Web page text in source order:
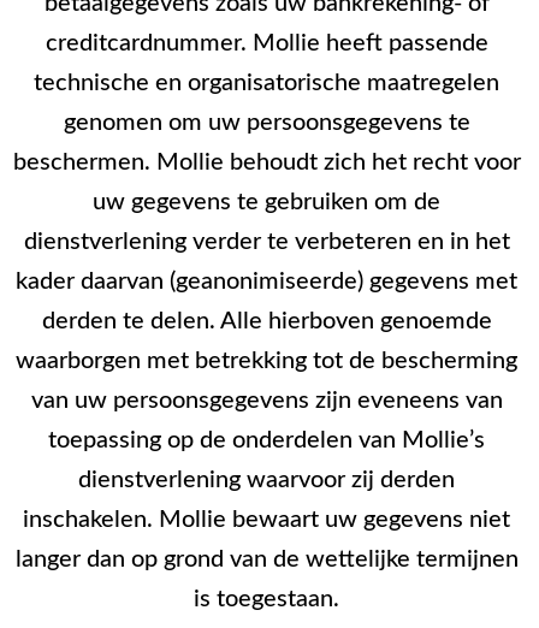
creditcardnummer. Mollie heeft passende
technische en organisatorische maatregelen
genomen om uw persoonsgegevens te
beschermen. Mollie behoudt zich het recht voor
uw gegevens te gebruiken om de
dienstverlening verder te verbeteren en in het
kader daarvan (geanonimiseerde) gegevens met
derden te delen. Alle hierboven genoemde
waarborgen met betrekking tot de bescherming
van uw persoonsgegevens zijn eveneens van
toepassing op de onderdelen van Mollie’s
dienstverlening waarvoor zij derden
inschakelen. Mollie bewaart uw gegevens niet
langer dan op grond van de wettelijke termijnen
is toegestaan.